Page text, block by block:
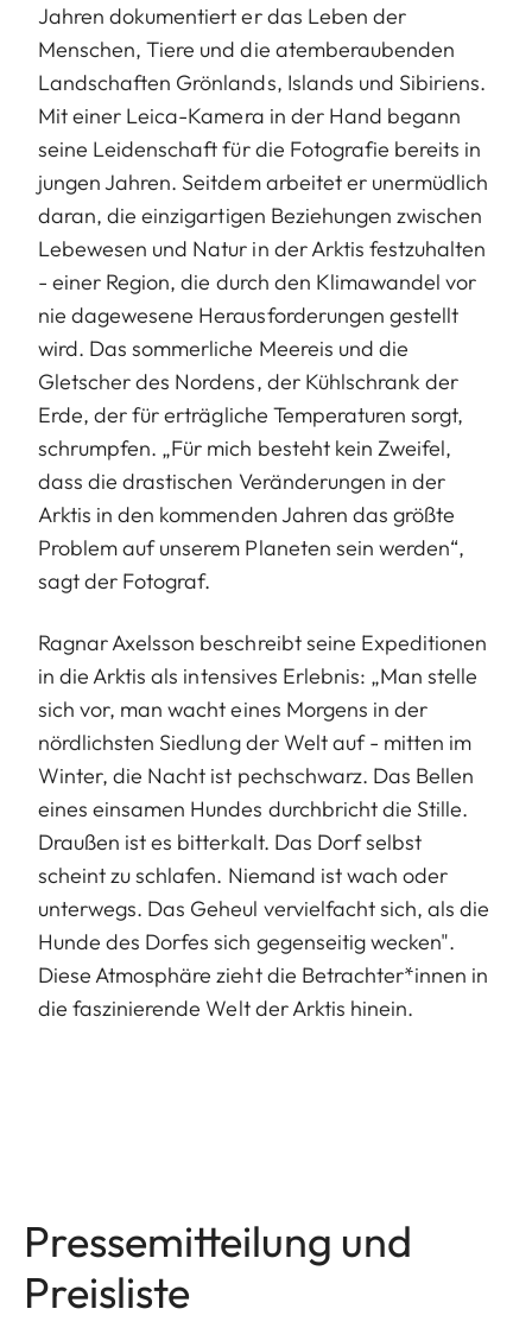
Jahren dokumentiert er das Leben der
Menschen, Tiere und die atemberaubenden
Landschaften Grönlands, Islands und Sibiriens.
Mit einer Leica-Kamera in der Hand begann
seine Leidenschaft für die Fotografie bereits in
jungen Jahren. Seitdem arbeitet er unermüdlich
daran, die einzigartigen Beziehungen zwischen
Lebewesen und Natur in der Arktis festzuhalten
- einer Region, die durch den Klimawandel vor
nie dagewesene Herausforderungen gestellt
wird. Das sommerliche Meereis und die
Gletscher des Nordens, der Kühlschrank der
Erde, der für erträgliche Temperaturen sorgt,
schrumpfen. „Für mich besteht kein Zweifel,
dass die drastischen Veränderungen in der
Arktis in den kommenden Jahren das größte
Problem auf unserem Planeten sein werden“,
sagt der Fotograf.
Ragnar Axelsson beschreibt seine Expeditionen
in die Arktis als intensives Erlebnis: „Man stelle
sich vor, man wacht eines Morgens in der
nördlichsten Siedlung der Welt auf - mitten im
Winter, die Nacht ist pechschwarz. Das Bellen
eines einsamen Hundes durchbricht die Stille.
Draußen ist es bitterkalt. Das Dorf selbst
scheint zu schlafen. Niemand ist wach oder
unterwegs. Das Geheul vervielfacht sich, als die
Hunde des Dorfes sich gegenseitig wecken".
Diese Atmosphäre zieht die Betrachter*innen in
die faszinierende Welt der Arktis hinein.
Pressemitteilung und
Preisliste